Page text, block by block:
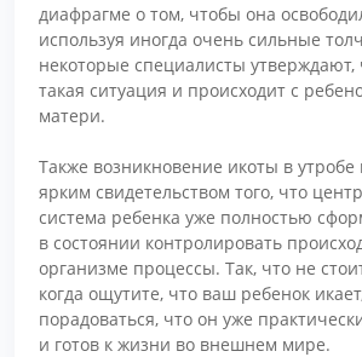
диафрагме о том, чтобы она
используя иногда очень сильные
некоторые специалисты
такая ситуация и происходит с
матери.
Также возникновение икоты в утробе
ярким свидетельством того, что
система ребенка уже полностью
в состоянии контролировать
организме процессы. Так, что не
когда ощутите, что ваш ребенок
порадоваться, что он уже
и готов к жизни во внешнем мире.